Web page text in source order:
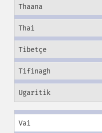
Thaana
Thai
Tibetçe
Tifinagh
Ugaritik
Vai